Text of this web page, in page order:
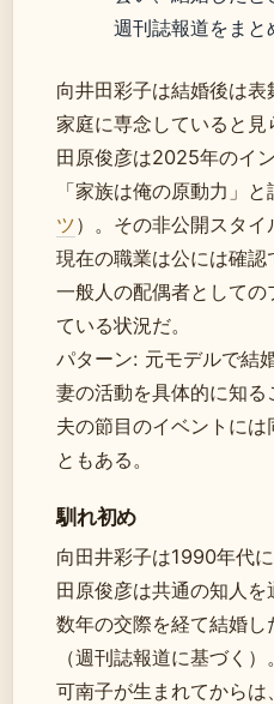
週刊誌報道をまと
向井田彩子は結婚後は表
家庭に専念していると見
田原俊彦は2025年のイ
「家族は俺の原動力」
ツ）。その非公開スタイ
現在の職業は公には確認
一般人の配偶者として
ている状況だ。
パターン: 元モデルで結
妻の活動を具体的に知る
夫の節目のイベントに
ともある。
馴れ初め
向田井彩子は1990年代
田原俊彦は共通の知人を
数年の交際を経て結婚し
（週刊誌報道に基づく）
可南子が生まれてからは、